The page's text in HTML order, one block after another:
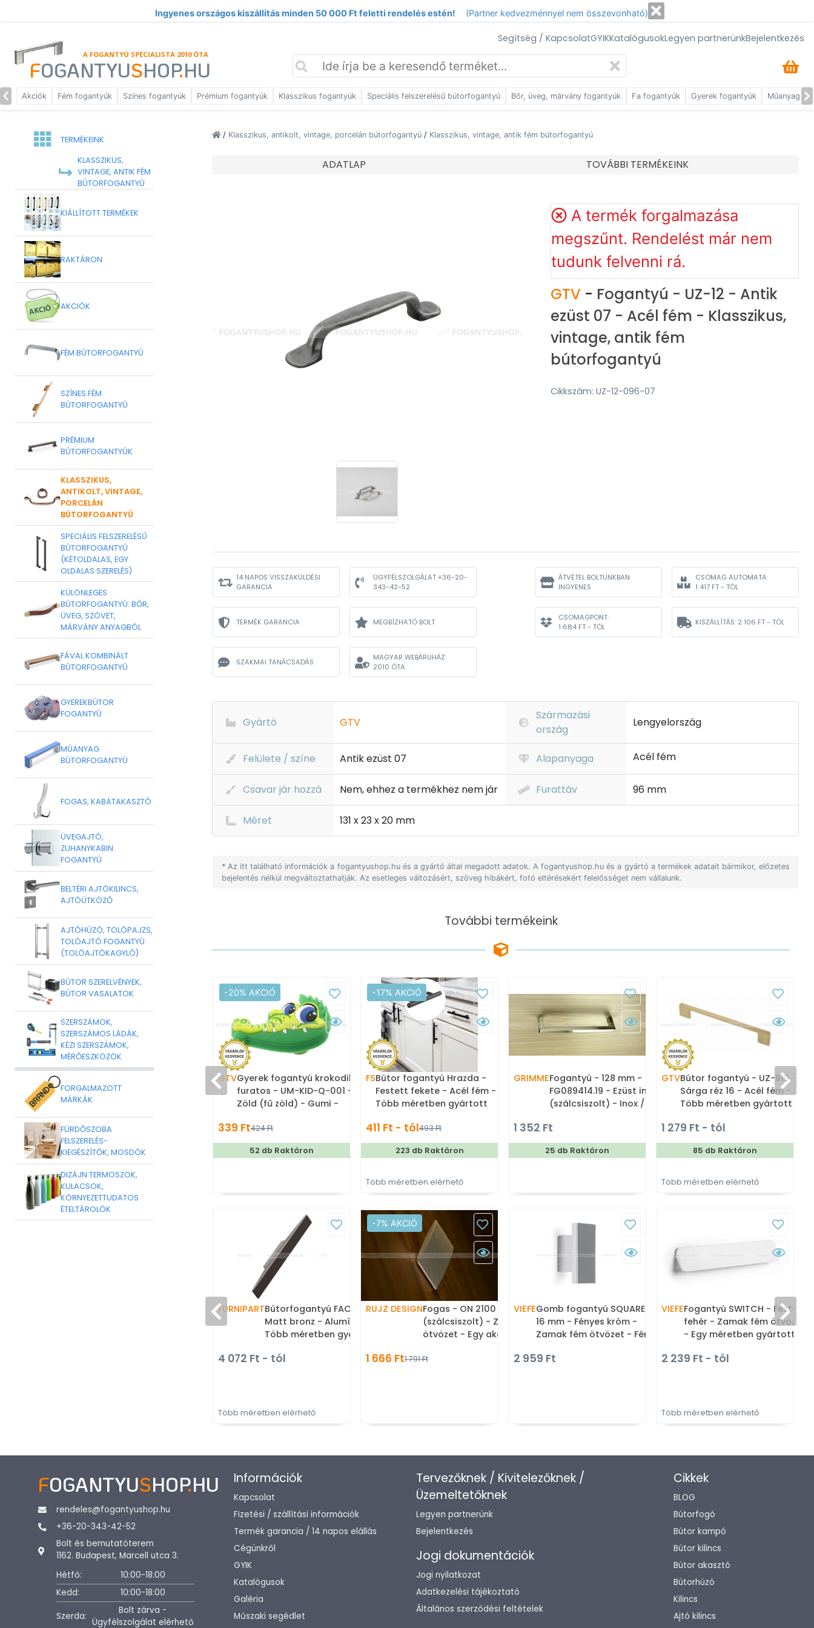
Ingyenes országos kiszállítás minden 50 000 Ft feletti rendelés estén! (Partner kedvezménnyel nem összevonható)
Segítség / KapcsolatGYIKKatalógusokLegyen partnerünkBejelentkezés
A FOGANTYÚ SPECIALISTA 2010 ÓTA
FOGANTYUSHOP.HU
Akciók Fém fogantyúk Színes fogantyúk Prémium fogantyúk Klasszikus fogantyúk Speciális felszerelésű bútorfogantyú Bőr, üveg, márvány fogantyúk Fa fogantyúk Gyerek fogantyúk Műanyag
TERMÉKEINK
KLASSZIKUS,
VINTAGE, ANTIK FÉM
BÚTORFOGANTYÚ
KIÁLLÍTOTT TERMÉKEK
RAKTÁRON
AKCIÓK
FÉM BÚTORFOGANTYÚ
SZÍNES FÉM
BÚTORFOGANTYÚ
PRÉMIUM
BÚTORFOGANTYÚK
KLASSZIKUS,
ANTIKOLT, VINTAGE,
PORCELÁN
BÚTORFOGANTYÚ
SPECIÁLIS FELSZERELÉSŰ
BÚTORFOGANTYÚ
(KÉTOLDALAS, EGY
OLDALAS SZERELÉS)
KÜLÖNLEGES
BÚTORFOGANTYÚ: BŐR,
ÜVEG, SZÖVET,
MÁRVÁNY ANYAGBÓL
FÁVAL KOMBINÁLT
BÚTORFOGANTYÚ
GYEREKBÚTOR
FOGANTYÚ
MŰANYAG
BÚTORFOGANTYÚ
FOGAS, KABÁTAKASZTÓ
ÜVEGAJTÓ,
ZUHANYKABIN
FOGANTYÚ
BELTÉRI AJTÓKILINCS,
AJTÓÜTKÖZŐ
AJTÓHÚZÓ, TOLÓPAJZS,
TOLÓAJTÓ FOGANTYÚ
(TOLÓAJTÓKAGYLÓ)
BÚTOR SZERELVÉNYEK,
BÚTOR VASALATOK
SZERSZÁMOK,
SZERSZÁMOS LÁDÁK,
KÉZI SZERSZÁMOK,
MÉRŐESZKÖZÖK
FORGALMAZOTT
MÁRKÁK
FÜRDŐSZOBA
FELSZERELÉS-
KIEGÉSZÍTŐK, MOSDÓK
DIZÁJN TERMOSZOK,
KULACSOK,
KÖRNYEZETTUDATOS
ÉTELTÁROLÓK
/ Klasszikus, antikolt, vintage, porcelán bútorfogantyú / Klasszikus, vintage, antik fém bútorfogantyú
ADATLAP TOVÁBBI TERMÉKEINK
A termék forgalmazása
megszűnt. Rendelést már nem
tudunk felvenni rá.
GTV - Fogantyú - UZ-12 - Antik
ezüst 07 - Acél fém - Klasszikus,
vintage, antik fém
bútorfogantyú
Cikkszám: UZ-12-096-07
14 NAPOS VISSZAKÜLDÉSI
GARANCIA
ÜGYFÉLSZOLGÁLAT +36-20-
343-42-52
TERMÉK GARANCIA MEGBÍZHATÓ BOLT
SZAKMAI TANÁCSADÁS
MAGYAR WEBÁRUHÁZ
2010 ÓTA
ÁTVÉTEL BOLTUNKBAN:
INGYENES
CSOMAG AUTOMATA:
1 417 FT - TÓL
CSOMAGPONT:
1 684 FT - TÓL
KISZÁLLÍTÁS: 2 106 FT - TÓL
Gyártó GTV
Származási
ország
Lengyelország
Felülete / színe Antik ezüst 07 Alapanyaga Acél fém
Csavar jár hozzá Nem, ehhez a termékhez nem jár Furattáv 96 mm
Méret 131 x 23 x 20 mm
* Az itt található információk a fogantyushop.hu és a gyártó által megadott adatok. A fogantyushop.hu és a gyártó a termékek adatait bármikor, előzetes
bejelentés nélkül megváltoztathatják. Az esetleges változásért, szöveg hibákért, fotó eltérésekért felelősséget nem vállalunk.
További termékeink
-20% AKCIÓ
GTVGyerek fogantyú krokodil - 1
furatos - UM-KID-Q-001 -
Zöld (fű zöld) - Gumi -
gyerekbútor fogantyú
339 Ft424 Ft
52 db Raktáron
-17% AKCIÓ
FSBútor fogantyú Hrazda -
Festett fekete - Acél fém -
Több méretben gyártott
411 Ft - tól493 Ft
223 db Raktáron
Több méretben elérhető
GRIMMEFogantyú - 128 mm -
FG089414.19 - Ezüst inox
(szálcsiszolt) - Inox /
méretben gyártott fém
bútorfogantyú
1 352 Ft
25 db Raktáron
GTVBútor fogantyú - UZ-819 -
Sárga réz 16 - Acél fém -
Több méretben gyártott
1 279 Ft - tól
85 db Raktáron
Több méretben elérhető
FURNIPARTBútorfogantyú FACET -
Matt bronz - Alumínium -
Több méretben gyártott
4 072 Ft - tól
Több méretben elérhető
-7% AKCIÓ
RUJZ DESIGNFogas - ON 2100 - Ezüst inox
(szálcsiszolt) - Zamak fém
ötvözet - Egy akasztós
1 666 Ft1 791 Ft
VIEFEGomb fogantyú SQUARE -
16 mm - Fényes króm -
Zamak fém ötvözet - Fém
(szögletes, kerek)
2 959 Ft
VIEFEFogantyú SWITCH - Festett
fehér - Zamak fém ötvözet
- Egy méretben gyártott
2 239 Ft - tól
Több méretben elérhető
FOGANTYUSHOP.HU
rendeles@fogantyushop.hu
+36-20-343-42-52
Bolt és bemutatóterem
1162. Budapest, Marcell utca 3.
Hétfő:
10:00-18:00
Kedd:
10:00-18:00
Szerda:
Bolt zárva -
Ügyfélszolgálat elérhető
Információk
Kapcsolat
Fizetési / szállítási információk
Termék garancia / 14 napos elállás
Cégünkről
GYIK
Katalógusok
Galéria
Műszaki segédlet
Tervezőknek / Kivitelezőknek /
Üzemeltetőknek
Legyen partnerünk
Bejelentkezés
Jogi dokumentációk
Jogi nyilatkozat
Adatkezelési tájékoztató
Általános szerződési feltételek
Cikkek
BLOG
Bútorfogó
Bútor kampó
Bútor kilincs
Bútor akasztó
Bútorhúzó
Kilincs
Ajtó kilincs